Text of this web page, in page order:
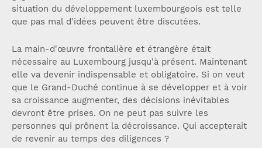
situation du développement luxembourgeois est telle
que pas mal d'idées peuvent être discutées.
La main-d'œuvre frontalière et étrangère était
nécessaire au Luxembourg jusqu'à présent. Maintenant
elle va devenir indispensable et obligatoire. Si on veut
que le Grand-Duché continue à se développer et à voir
sa croissance augmenter, des décisions inévitables
devront être prises. On ne peut pas suivre les
personnes qui prônent la décroissance. Qui accepterait
de revenir au temps des diligences ?